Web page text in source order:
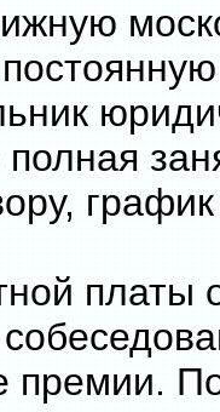
платы
премии.